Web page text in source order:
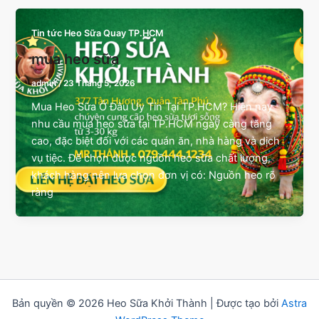
Tin tức Heo Sữa Quay TP.HCM
mua heo sữa
admin/23 Tháng 5, 2026
Mua Heo Sữa Ở Đâu Uy Tín Tại TP.HCM? Hiện nay
nhu cầu mua heo sữa tại TP.HCM ngày càng tăng
cao, đặc biệt đối với các quán ăn, nhà hàng và dịch
vụ tiệc. Để chọn được nguồn heo sữa chất lượng,
khách hàng nên lựa chọn đơn vị có: Nguồn heo rõ
ràng
Bản quyền © 2026 Heo Sữa Khởi Thành | Được tạo bởi Astra